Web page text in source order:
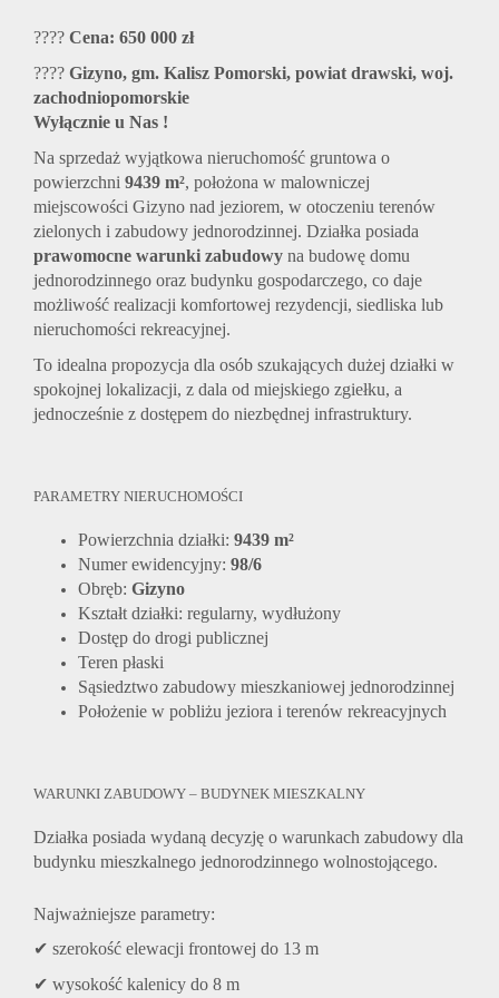
???? Cena: 650 000 zł
???? Gizyno, gm. Kalisz Pomorski, powiat drawski, woj.
zachodniopomorskie
Wyłącznie u Nas !
Na sprzedaż wyjątkowa nieruchomość gruntowa o
powierzchni 9439 m², położona w malowniczej
miejscowości Gizyno nad jeziorem, w otoczeniu terenów
zielonych i zabudowy jednorodzinnej. Działka posiada
prawomocne warunki zabudowy na budowę domu
jednorodzinnego oraz budynku gospodarczego, co daje
możliwość realizacji komfortowej rezydencji, siedliska lub
nieruchomości rekreacyjnej.
To idealna propozycja dla osób szukających dużej działki w
spokojnej lokalizacji, z dala od miejskiego zgiełku, a
jednocześnie z dostępem do niezbędnej infrastruktury.
PARAMETRY NIERUCHOMOŚCI
Powierzchnia działki: 9439 m²
Numer ewidencyjny: 98/6
Obręb: Gizyno
Kształt działki: regularny, wydłużony
Dostęp do drogi publicznej
Teren płaski
Sąsiedztwo zabudowy mieszkaniowej jednorodzinnej
Położenie w pobliżu jeziora i terenów rekreacyjnych
WARUNKI ZABUDOWY – BUDYNEK MIESZKALNY
Działka posiada wydaną decyzję o warunkach zabudowy dla
budynku mieszkalnego jednorodzinnego wolnostojącego.
Najważniejsze parametry:
✔ szerokość elewacji frontowej do 13 m
✔ wysokość kalenicy do 8 m